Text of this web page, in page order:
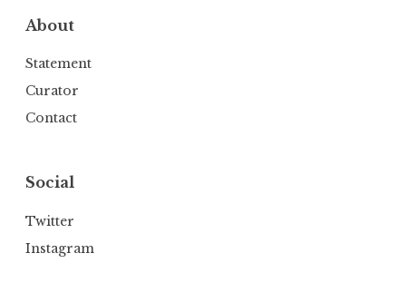
About
Statement
Curator
Contact
Social
Twitter
Instagram